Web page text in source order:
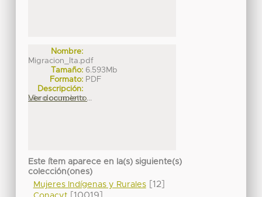
Nombre:
Migracion_Ita.pdf
Tamaño: 6.593Mb
Formato: PDF
Descripción:
Libro completo ...
Ver documento
Este ítem aparece en la(s) siguiente(s)
colección(ones)
Mujeres Indígenas y Rurales[12]
[10019]